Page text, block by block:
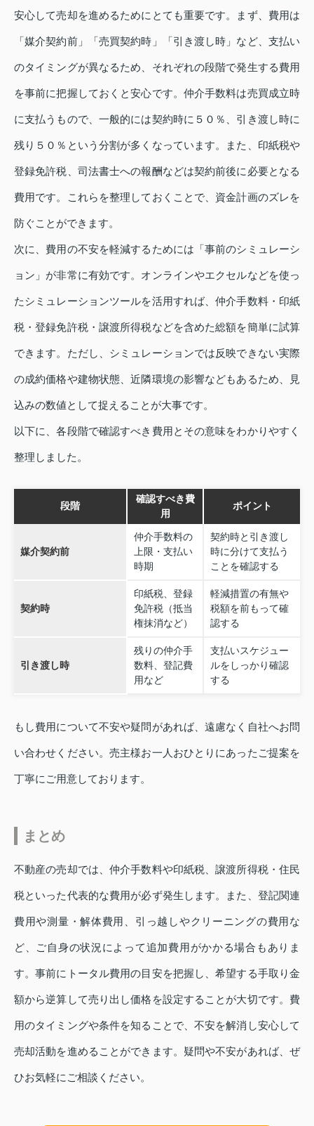
安心して売却を進めるためにとても重要です。まず、費用は
「媒介契約前」「売買契約時」「引き渡し時」など、支払い
のタイミングが異なるため、それぞれの段階で発生する費用
を事前に把握しておくと安心です。仲介手数料は売買成立時
に支払うもので、一般的には契約時に５０％、引き渡し時に
残り５０％という分割が多くなっています。また、印紙税や
登録免許税、司法書士への報酬などは契約前後に必要となる
費用です。これらを整理しておくことで、資金計画のズレを
防ぐことができます。
次に、費用の不安を軽減するためには「事前のシミュレーシ
ョン」が非常に有効です。オンラインやエクセルなどを使っ
たシミュレーションツールを活用すれば、仲介手数料・印紙
税・登録免許税・譲渡所得税などを含めた総額を簡単に試算
できます。ただし、シミュレーションでは反映できない実際
の成約価格や建物状態、近隣環境の影響などもあるため、見
込みの数値として捉えることが大事です。
以下に、各段階で確認すべき費用とその意味をわかりやすく
整理しました。
段階
確認すべき費
用
ポイント
媒介契約前
仲介手数料の
上限・支払い
時期
契約時と引き渡し
時に分けて支払う
ことを確認する
契約時
印紙税、登録
免許税（抵当
権抹消など）
軽減措置の有無や
税額を前もって確
認する
引き渡し時
残りの仲介手
数料、登記費
用など
支払いスケジュー
ルをしっかり確認
する
もし費用について不安や疑問があれば、遠慮なく自社へお問
い合わせください。売主様お一人おひとりにあったご提案を
丁寧にご用意しております。
まとめ
不動産の売却では、仲介手数料や印紙税、譲渡所得税・住民
税といった代表的な費用が必ず発生します。また、登記関連
費用や測量・解体費用、引っ越しやクリーニングの費用な
ど、ご自身の状況によって追加費用がかかる場合もありま
す。事前にトータル費用の目安を把握し、希望する手取り金
額から逆算して売り出し価格を設定することが大切です。費
用のタイミングや条件を知ることで、不安を解消し安心して
売却活動を進めることができます。疑問や不安があれば、ぜ
ひお気軽にご相談ください。